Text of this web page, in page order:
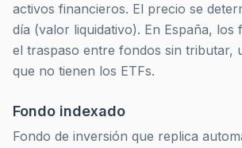
activos financieros. El precio se
día (valor liquidativo). En España, los
el traspaso entre fondos sin tributar,
que no tienen los ETFs.
Fondo indexado
Fondo de inversión que replica